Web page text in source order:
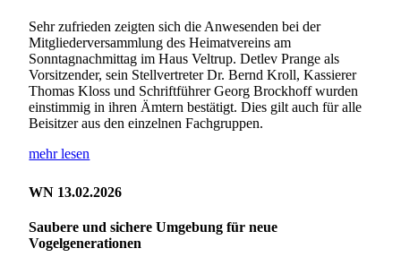
Sehr zufrieden zeigten sich die Anwesenden bei der
Mitgliederversammlung des Heimatvereins am
Sonntagnachmittag im Haus Veltrup. Detlev Prange als
Vorsitzender, sein Stellvertreter Dr. Bernd Kroll, Kassierer
Thomas Kloss und Schriftführer Georg Brockhoff wurden
einstimmig in ihren Ämtern bestätigt. Dies gilt auch für alle
Beisitzer aus den einzelnen Fachgruppen.
mehr lesen
WN 13.02.2026
Saubere und sichere Umgebung für neue
Vogelgenerationen